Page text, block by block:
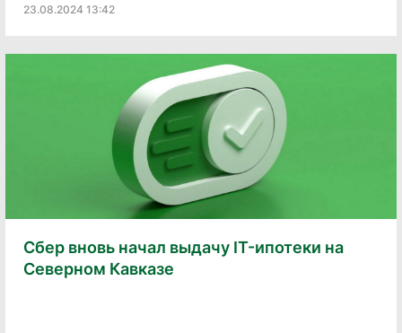
23.08.2024 13:42
Сбер вновь начал выдачу IT-ипотеки на
Северном Кавказе